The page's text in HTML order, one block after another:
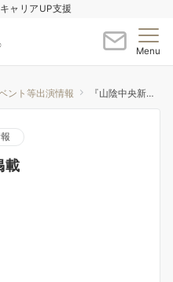
ャリアUP支援
Menu
ント等出演情報 『山陰中央新報』記事掲載
載